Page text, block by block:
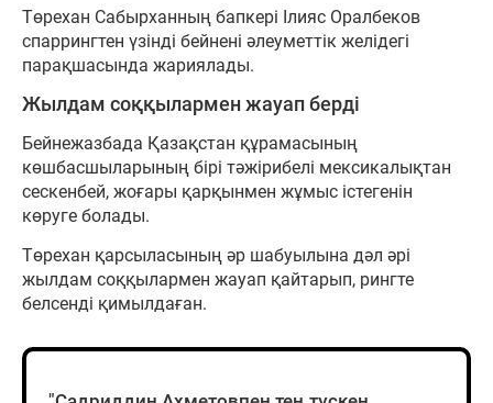
Төрехан Сабырханның бапкері Ілияс Оралбеков
спаррингтен үзінді бейнені әлеуметтік желідегі
парақшасында жариялады.
Жылдам соққылармен жауап берді
Бейнежазбада Қазақстан құрамасының
көшбасшыларының бірі тәжірибелі мексикалықтан
сескенбей, жоғары қарқынмен жұмыс істегенін
көруге болады.
Төрехан қарсыласының әр шабуылына дәл әрі
жылдам соққылармен жауап қайтарып, рингте
белсенді қимылдаған.